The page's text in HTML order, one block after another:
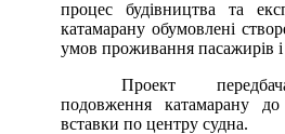
процес будівництва та
катамарану обумовлені
умов проживання пасажирів і
Проект
подовження катамарану
вставки по центру судна.